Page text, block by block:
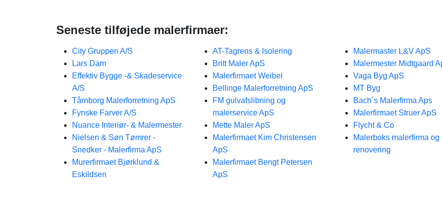
Seneste tilføjede malerfirmaer:
City Gruppen A/S
Lars Dam
Effektiv Bygge -& Skadeservice
A/S
Tårnborg Malerforretning ApS
Fynske Farver A/S
Nuance Interiør- & Malermester
Nielsen & Søn Tømrer -
Snedker - Malerfirma ApS
Murerfirmaet Bjørklund &
Eskildsen
AT-Tagrens & Isolering
Britt Maler ApS
Malerfirmaet Weibel
Bellinge Malerforretning ApS
FM gulvafslibning og
malerservice ApS
Mette Maler ApS
Malerfirmaet Kim Christensen
ApS
Malerfirmaet Bengt Petersen
ApS
Malermaster L&V ApS
Malermester Midtgaard
Vaga Byg ApS
MT Byg
Bach´s Malerfirma Aps
Malerfirmaet Struer ApS
Flycht & Co
Malerboks malerfirma og
renovering